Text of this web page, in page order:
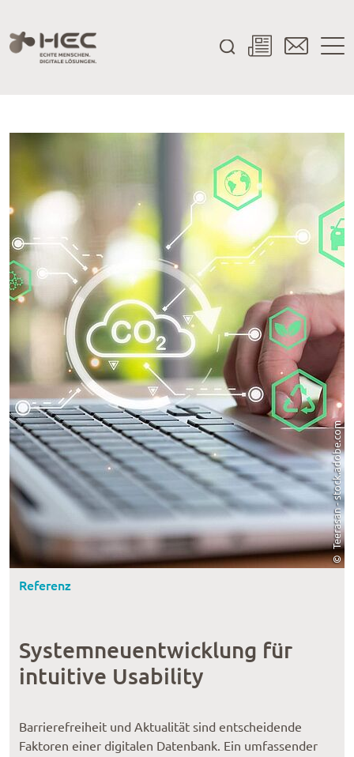
Referenz
Systemneuentwicklung für
intuitive Usability
Barrierefreiheit und Aktualität sind entscheidende
Faktoren einer digitalen Datenbank. Ein umfassender